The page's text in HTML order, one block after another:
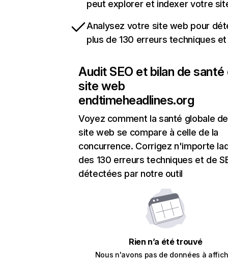
peut explorer et indexer votre
Analysez votre site web pour
plus de 130 erreurs techniques et
Audit SEO et bilan de santé
site web
endtimeheadlines.org
Voyez comment la santé globale
site web se compare à celle de la
concurrence. Corrigez n'importe
des 130 erreurs techniques et de
détectées par notre outil
Rien n’a été trouvé
Nous n'avons pas de données à